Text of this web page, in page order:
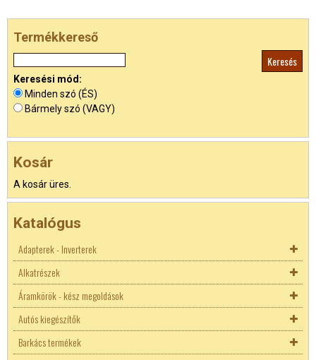
Termékkereső
Keresési mód:
Minden szó (ÉS)
Bármely szó (VAGY)
Kosár
A kosár üres.
Katalógus
Adapterek - Inverterek
Akkutöltők
Adapterek
Autó DC adapterek
Laptop adapterek
Inverterek
Alkatrészek
Biztosíték
Biztosíték aljzatok
5x20mm biztosíték
Biztosíték aljzatok
Autós biztosíték tartó
Hőgomba (Klixon)
Áramkörök - kész megoldások
AC - DC konverterek
DC-DC konverter
Autós kiegészítők
Autó akku saruk
Barkács termékek